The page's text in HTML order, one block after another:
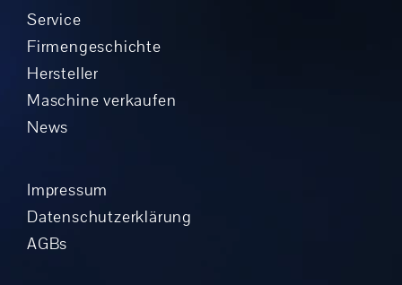
Service
Firmengeschichte
Hersteller
Maschine verkaufen
News
Impressum
Datenschutzerklärung
AGBs